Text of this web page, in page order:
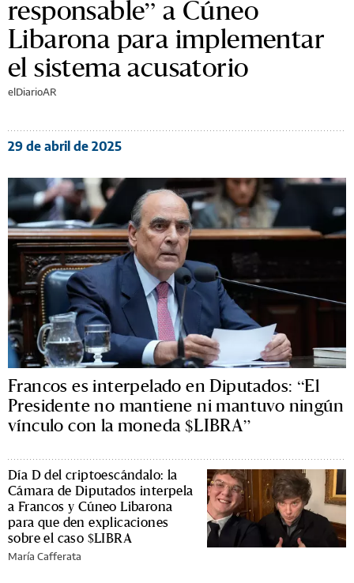
responsable” a Cúneo
Libarona para implementar
el sistema acusatorio
elDiarioAR
29 de abril de 2025
Francos es interpelado en Diputados: “El
Presidente no mantiene ni mantuvo ningún
vínculo con la moneda $LIBRA”
Día D del criptoescándalo: la
Cámara de Diputados interpela
a Francos y Cúneo Libarona
para que den explicaciones
sobre el caso $LIBRA
María Cafferata